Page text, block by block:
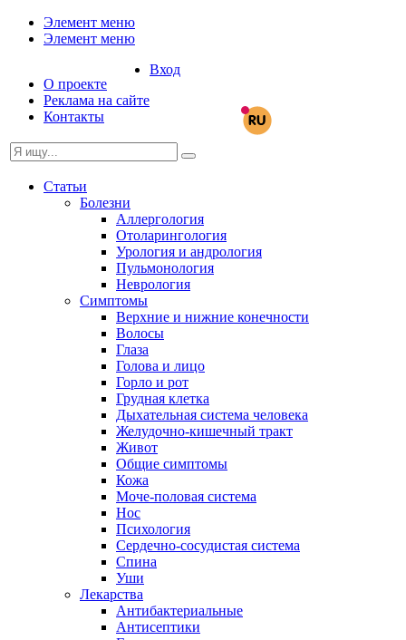
Элемент меню
Элемент меню
О проекте
Реклама на сайте
Контакты
Вход
Статьи
Болезни
Аллергология
Отоларингология
Урология и андрология
Пульмонология
Неврология
Симптомы
Верхние и нижние конечности
Волосы
Глаза
Голова и лицо
Горло и рот
Грудная клетка
Дыхательная система человека
Желудочно-кишечный тракт
Живот
Общие симптомы
Кожа
Моче-половая система
Нос
Психология
Сердечно-сосудистая система
Спина
Уши
Лекарства
Антибактериальные
Антисептики